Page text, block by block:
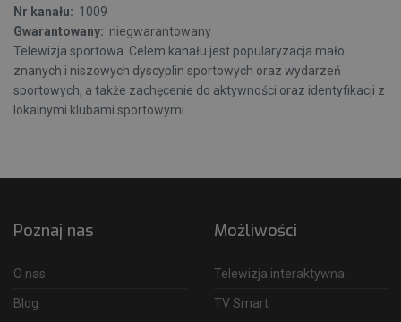
Nr kanału: 1009
Gwarantowany: niegwarantowany
Telewizja sportowa. Celem kanału jest popularyzacja mało
znanych i niszowych dyscyplin sportowych oraz wydarzeń
sportowych, a także zachęcenie do aktywności oraz identyfikacji z
lokalnymi klubami sportowymi.
Poznaj nas
O nas
Blog
Możliwości
Telewizja interaktywna
TV Smart